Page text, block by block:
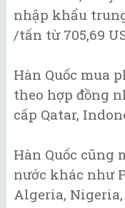
nhập khẩu
/tấn từ 705,69
Hàn Quốc mua
theo hợp đồng
cấp Qatar,
Hàn Quốc cũng
nước khác như
Algeria, Nigeria,